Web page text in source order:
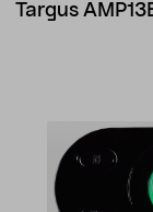
Targus